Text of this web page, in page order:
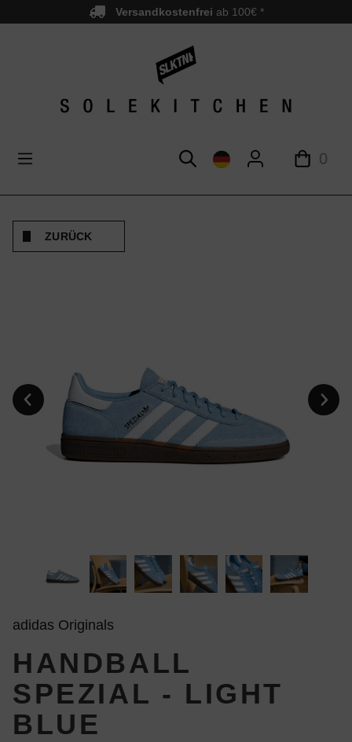
springen Versandkostenfrei ab 100€ *
0
ZURÜCK
adidas Originals
HANDBALL
SPEZIAL - LIGHT
BLUE